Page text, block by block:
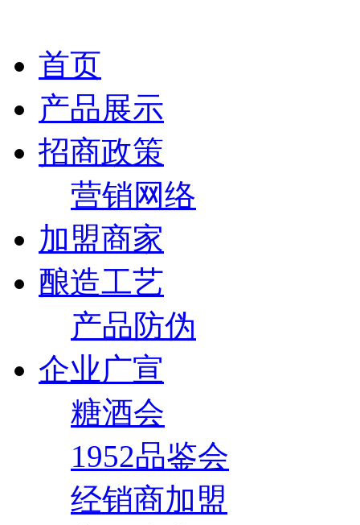
首页
产品展示
招商政策
营销网络
加盟商家
酿造工艺
产品防伪
企业广宣
糖酒会
1952品鉴会
经销商加盟